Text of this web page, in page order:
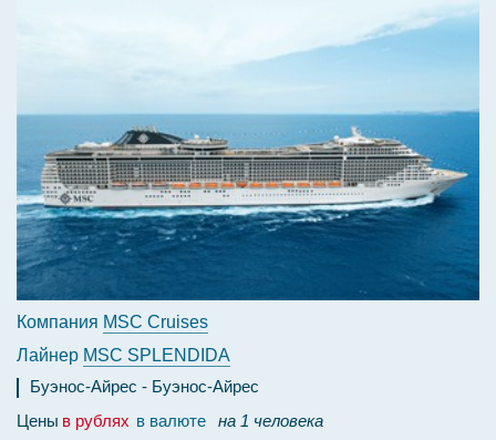
Компания MSC Cruises
Лайнер MSC SPLENDIDA
Буэнос-Айрес
Буэнос-Айрес
Цены в рублях в валюте на 1 человека